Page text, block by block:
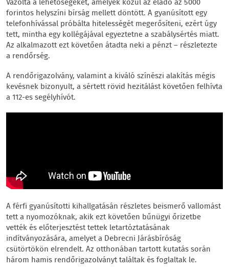
forintos helyszíni bírság mellett döntött. A gyanúsított egy
telefonhívással próbálta hitelességét megerősíteni, ezért úgy
tett, mintha egy kollégájával egyeztetne a szabálysértés miatt.
Az alkalmazott ezt követően átadta neki a pénzt – részletezte
a rendőrség.
A rendőrigazolvány, valamint a kiváló színészi alakítás mégis
kevésnek bizonyult, a sértett rövid hezitálást követően felhívta
a 112-es segélyhívót.
A férfi gyanúsítotti kihallgatásán részletes beismerő vallomást
tett a nyomozóknak, akik ezt követően bűnügyi őrizetbe
vették és előterjesztést tettek letartóztatásának
indítványozására, amelyet a Debrecni Járásbíróság
csütörtökön elrendelt. Az otthonában tartott kutatás során
három hamis rendőrigazolványt találtak és foglaltak le.